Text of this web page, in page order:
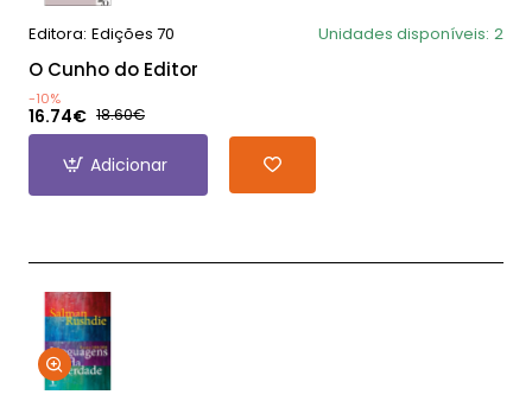
Editora: Edições 70 Unidades disponíveis: 2
O Cunho do Editor
-10%
16.74€ 18.60€
Adicionar